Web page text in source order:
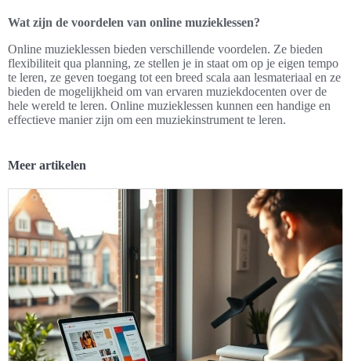
Wat zijn de voordelen van online muzieklessen?
Online muzieklessen bieden verschillende voordelen. Ze bieden
flexibiliteit qua planning, ze stellen je in staat om op je eigen tempo
te leren, ze geven toegang tot een breed scala aan lesmateriaal en ze
bieden de mogelijkheid om van ervaren muziekdocenten over de
hele wereld te leren. Online muzieklessen kunnen een handige en
effectieve manier zijn om een muziekinstrument te leren.
Meer artikelen